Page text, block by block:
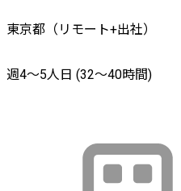
東京都（リモート+出社）
週4〜5人日 (32〜40時間)